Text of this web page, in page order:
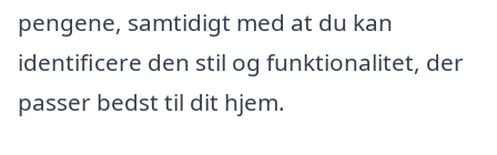
pengene, samtidigt med at du kan
identificere den stil og funktionalitet, der
passer bedst til dit hjem.